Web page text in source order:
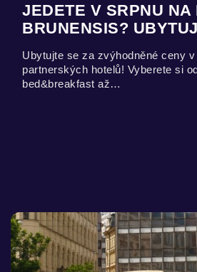
JEDETE V SRPNU NA
BRUNENSIS?
Ubytujte se za zvýhodněné ceny
partnerských hotelů! Vyberete si
bed&breakfast až…